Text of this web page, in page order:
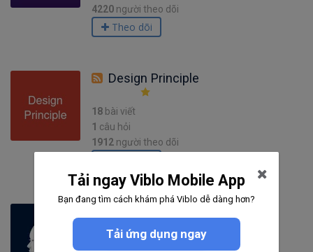
4220 người theo dõi
Theo dõi
Design Principle
18 bài viết
1 câu hỏi
1912 người theo dõi
Tải ngay Viblo Mobile App
Bạn đang tìm cách khám phá Viblo dễ dàng hơn?
Tải ứng dụng ngay